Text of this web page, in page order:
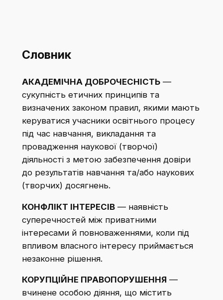
Словник
АКАДЕМІЧНА ДОБРОЧЕСНІСТЬ—
сукупність етичних принципів та
визначених законом правил, якими мають
керуватися учасники освітнього процесу
під час навчання, викладання та
провадження наукової (творчої)
діяльності з метою забезпечення довіри
до результатів навчання та/або наукових
(творчих) досягнень.​
КОНФЛІКТ ІНТЕРЕСІВ— наявність
суперечностей між приватними
інтересами й повноваженнями, коли під
впливом власного інтересу приймається
незаконне рішення.
КОРУПЦІЙНЕ ПРАВОПОРУШЕННЯ —
вчинене особою діяння, що містить